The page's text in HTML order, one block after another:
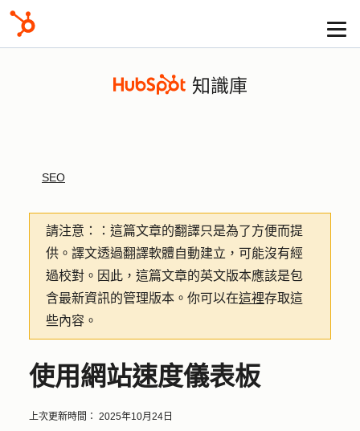
知識庫
SEO
請注意：
：這篇文章的翻譯只是為了方便而提
供。譯文透過翻譯軟體自動建立，可能沒有經
過校對。因此，這篇文章的英文版本應該是包
含最新資訊的管理版本。你可以在這裡存取這
些內容。
使用網站速度儀表板
上次更新時間： 2025年10月24日